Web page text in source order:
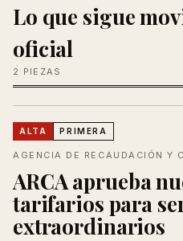
Lo que sigue
oficial
2 PIEZAS
ALTA PRIMERA
AGENCIA DE RECAUDACIÓN Y
ARCA aprueba
tarifarios para
extraordinarios